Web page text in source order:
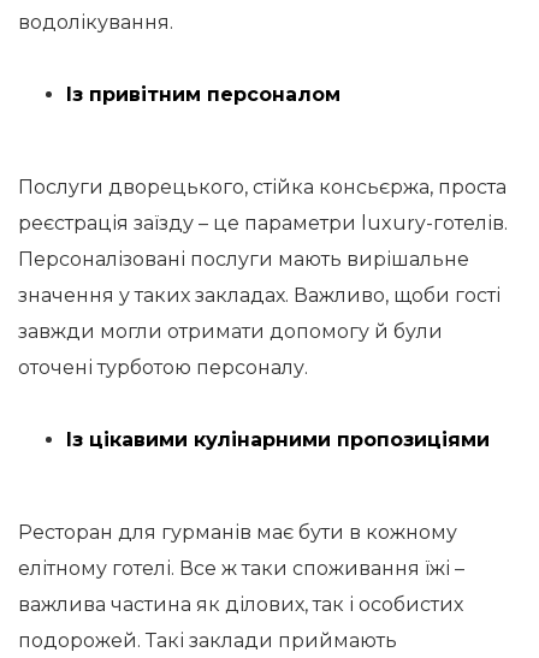
водолікування.
Із привітним персоналом
Послуги дворецького, стійка консьєржа, проста
реєстрація заїзду – це параметри luxury-готелів.
Персоналізовані послуги мають вирішальне
значення у таких закладах. Важливо, щоби гості
завжди могли отримати допомогу й були
оточені турботою персоналу.
Із цікавими кулінарними пропозиціями
Ресторан для гурманів має бути в кожному
елітному готелі. Все ж таки споживання їжі –
важлива частина як ділових, так і особистих
подорожей. Такі заклади приймають